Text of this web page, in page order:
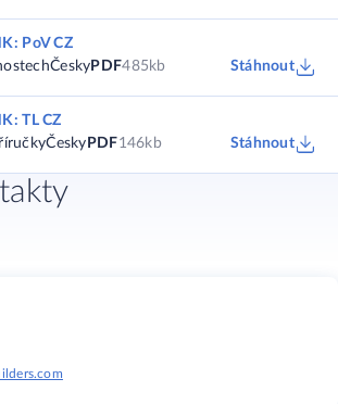
PoV CZ
Česky PDF485kb Stáhnout
TL CZ
Česky PDF146kb Stáhnout